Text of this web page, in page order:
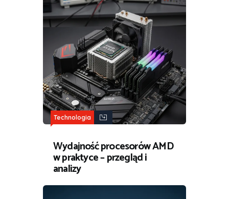
Technologia
Wydajność procesorów AMD
w praktyce – przegląd i
analizy